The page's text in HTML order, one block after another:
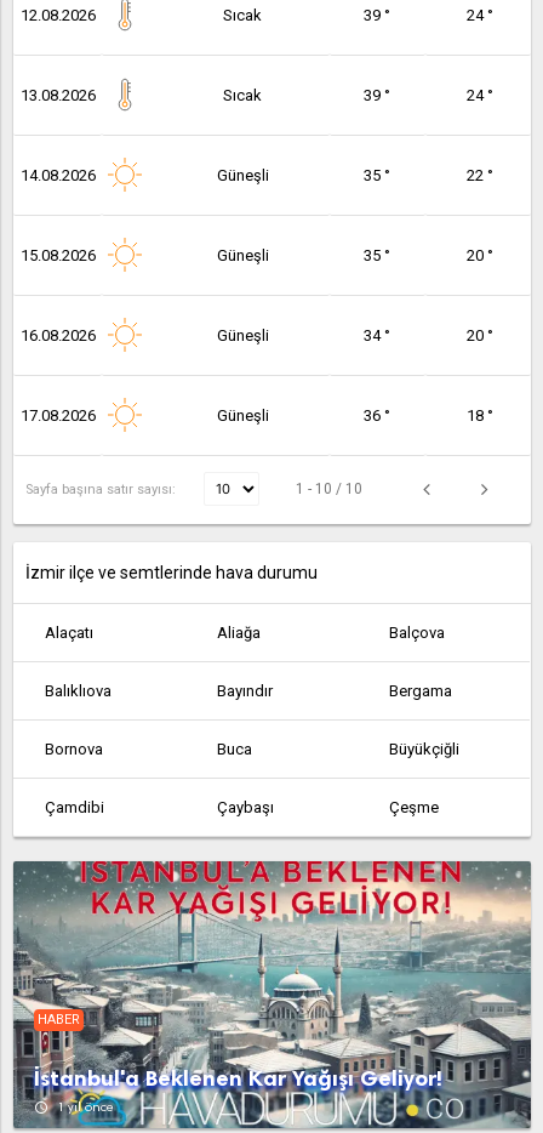
12.08.2026 Sıcak 39 ° 24 °
13.08.2026 Sıcak 39 ° 24 °
14.08.2026 Güneşli 35 ° 22 °
15.08.2026 Güneşli 35 ° 20 °
16.08.2026 Güneşli 34 ° 20 °
17.08.2026 Güneşli 36 ° 18 °
Sayfa başına satır sayısı: 1 - 10 / 10
İzmir ilçe ve semtlerinde hava durumu
Alaçatı Aliağa Balçova
Balıklıova Bayındır Bergama
Bornova Buca Büyükçiğli
Çamdibi Çaybaşı Çeşme
Dikili Emiralem Foça
Gaziemir Güzelbahçe Karabağlar
Karaburun Karaveliler Karşıyaka
Kemalpaşa Kiraz Kınık
Menemen Narlıdere Ödemiş
HABER
İstanbul'a Beklenen Kar Yağışı Geliyor!
access_time 1 yıl önce